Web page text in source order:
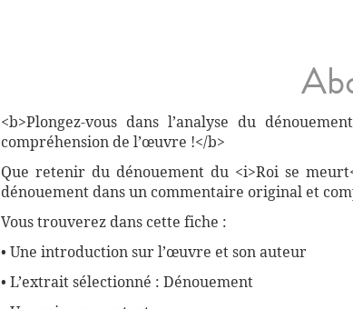
<b>Plongez-vous dans l’analyse du
compréhension de l’œuvre !</b>
Que retenir du dénouement du <i>Roi se
dénouement dans un commentaire original et
Vous trouverez dans cette fiche :
• Une introduction sur l’œuvre et son auteur
• L’extrait sélectionné : Dénouement